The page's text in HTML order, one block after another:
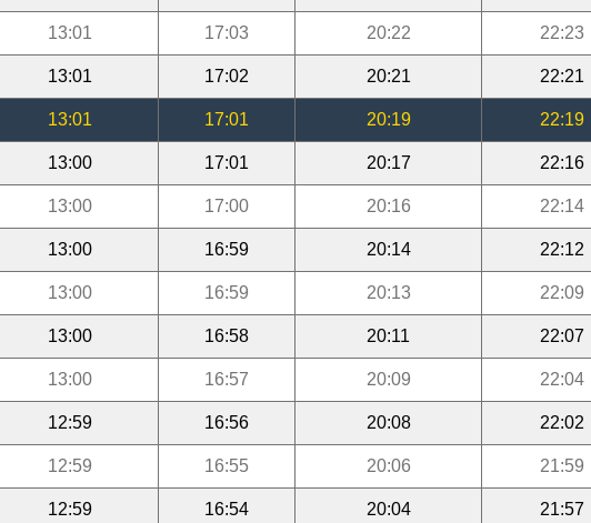
13:01 17:03 20:22 22:23
13:01 17:02 20:21 22:21
13:01 17:01 20:19 22:19
13:00 17:01 20:17 22:16
13:00 17:00 20:16 22:14
13:00 16:59 20:14 22:12
13:00 16:59 20:13 22:09
13:00 16:58 20:11 22:07
13:00 16:57 20:09 22:04
12:59 16:56 20:08 22:02
12:59 16:55 20:06 21:59
12:59 16:54 20:04 21:57